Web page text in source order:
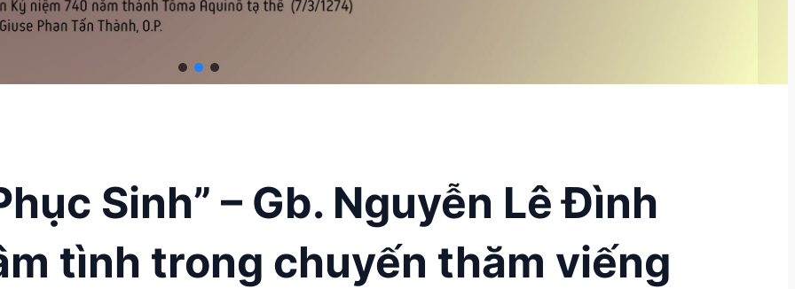
Sinh” – Gb. Nguyễn Lê Đình
tình trong chuyến thăm viếng